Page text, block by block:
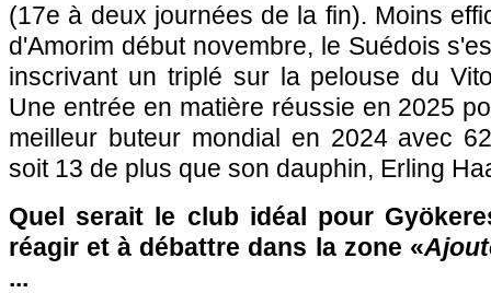
(17e à deux journées de la fin). Moins
d'Amorim début novembre, le Suédois
inscrivant un triplé sur la pelouse du
Une entrée en matière réussie en 2025
meilleur buteur mondial en 2024 avec
soit 13 de plus que son dauphin, Erling
Quel serait le club idéal pour
réagir et à débattre dans la zone «
...